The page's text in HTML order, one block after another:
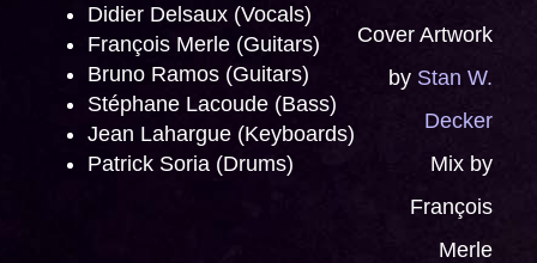
Didier Delsaux (Vocals)
François Merle (Guitars)
Bruno Ramos (Guitars)
Stéphane Lacoude (Bass)
Jean Lahargue (Keyboards)
Patrick Soria (Drums)
Cover Artwork
by Stan W.
Decker
Mix by
François
Merle